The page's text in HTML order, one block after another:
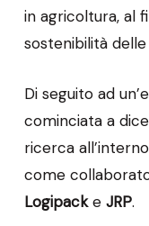
in agricoltura, al
sostenibilità
Di seguito ad
cominciata a
ricerca
come
Logipacke JRP.